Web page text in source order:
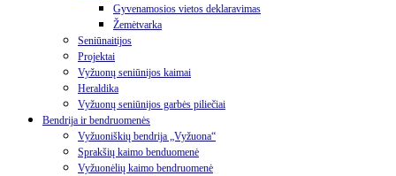
Gyvenamosios vietos deklaravimas
Žemėtvarka
Seniūnaitijos
Projektai
Vyžuonų seniūnijos kaimai
Heraldika
Vyžuonų seniūnijos garbės piliečiai
Bendrija ir bendruomenės
Vyžuoniškių bendrija „Vyžuona“
Sprakšių kaimo benduomenė
Vyžuonėlių kaimo bendruomenė